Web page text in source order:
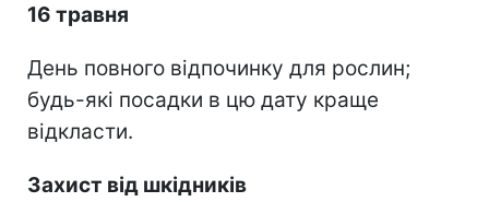
16 травня
День повного відпочинку для рослин;
будь-які посадки в цю дату краще
відкласти.
Захист від шкідників